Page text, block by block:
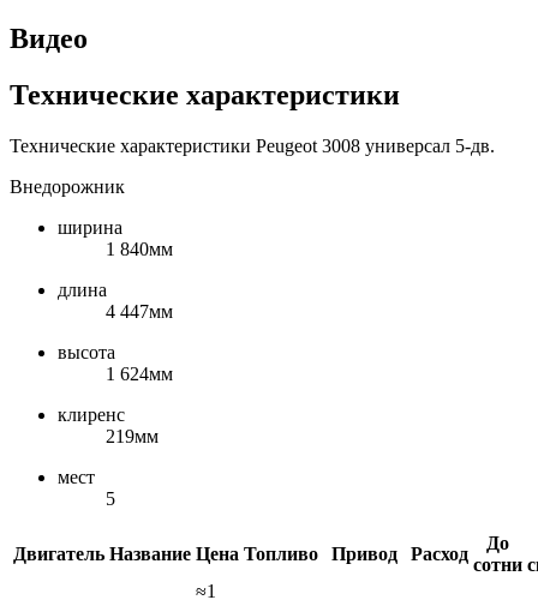
Видео
Технические характеристики
Технические характеристики Peugeot 3008 универсал 5-дв.
Внедорожник
ширина
1 840мм
длина
4 447мм
высота
1 624мм
клиренс
219мм
мест
5
Двигатель Название Цена Топливо Привод Расход
До
сотни
≈1